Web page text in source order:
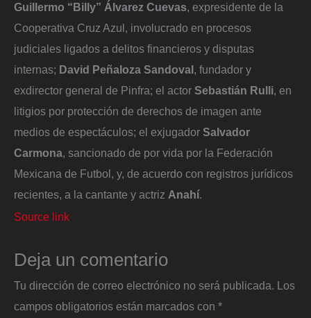
Guillermo “Billy” Álvarez Cuevas, expresidente de la
Cooperativa Cruz Azul, involucrado en procesos
judiciales ligados a delitos financieros y disputas
internas; David Peñaloza Sandoval, fundador y
exdirector general de Pinfra; el actor Sebastián Rulli, en
litigios por protección de derechos de imagen ante
medios de espectáculos; el exjugador Salvador
Carmona, sancionado de por vida por la Federación
Mexicana de Futbol, y, de acuerdo con registros jurídicos
recientes, a la cantante y actriz Anahí.
Source link
Deja un comentario
Tu dirección de correo electrónico no será publicada. Los
campos obligatorios están marcados con *